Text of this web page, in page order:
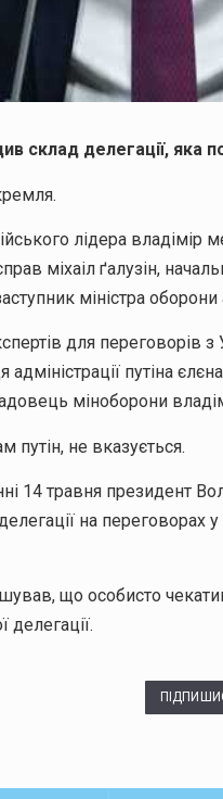
склад делегації,
лідера владімір
міхаіл ґалузін,
міністра
для
путіна
міноборони
путін, не вказується.
14 травня президент
на
що особисто
делегації.